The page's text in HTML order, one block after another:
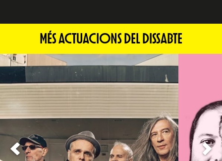
MÉS ACTUACIONS DEL DISSABTE